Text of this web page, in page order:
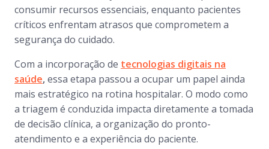
consumir recursos essenciais, enquanto pacientes
críticos enfrentam atrasos que comprometem a
segurança do cuidado.
Com a incorporação de tecnologias digitais na
saúde,essa etapa passou a ocupar um papel ainda
mais estratégico na rotina hospitalar. O modo como
a triagem é conduzida impacta diretamente a tomada
de decisão clínica, a organização do pronto-
atendimento e a experiência do paciente.